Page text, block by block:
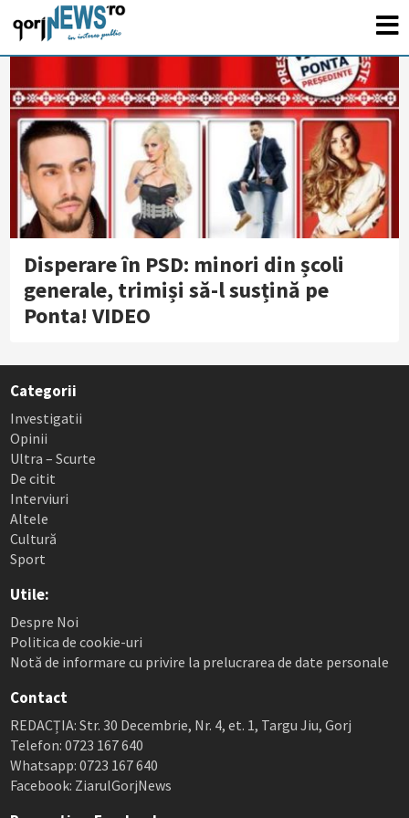
Disperare în PSD: minori din școli
generale, trimiși să-l susțină pe
Ponta! VIDEO
Categorii
Investigatii
Opinii
Ultra – Scurte
De citit
Interviuri
Altele
Cultură
Sport
Utile:
Despre Noi
Politica de cookie-uri
Notă de informare cu privire la prelucrarea de date personale
Contact
REDACȚIA: Str. 30 Decembrie, Nr. 4, et. 1, Targu Jiu, Gorj
Telefon: 0723 167 640
Whatsapp: 0723 167 640
Facebook: ZiarulGorjNews